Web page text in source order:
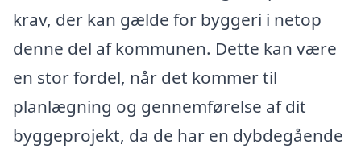
krav, der kan gælde for byggeri i netop
denne del af kommunen. Dette kan være
en stor fordel, når det kommer til
planlægning og gennemførelse af dit
byggeprojekt, da de har en dybdegående